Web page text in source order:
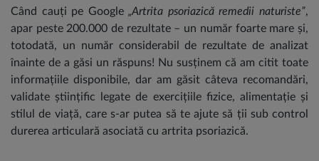
Când cauți pe Google„Artrita psoriazică remedii naturiste”,
apar peste 200.000 de rezultate – un număr foarte mare și,
totodată, un număr considerabil de rezultate de analizat
înainte de a găsi un răspuns! Nu susținem că am citit toate
informațiile disponibile, dar am găsit câteva recomandări,
validate științific legate de exercițiile fizice, alimentație și
stilul de viață, care s-ar putea să te ajute să ții sub control
durerea articulară asociată cu artrita psoriazică.